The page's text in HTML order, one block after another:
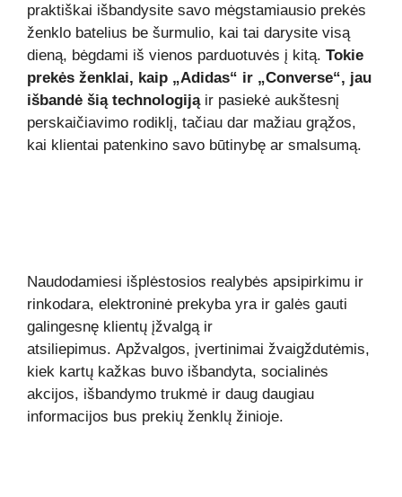
praktiškai išbandysite savo mėgstamiausio prekės
ženklo batelius be šurmulio, kai tai darysite visą
dieną, bėgdami iš vienos parduotuvės į kitą. Tokie
prekės ženklai, kaip „Adidas“ ir „Converse“, jau
išbandė šią technologijąir pasiekė aukštesnį
perskaičiavimo rodiklį, tačiau dar mažiau grąžos,
kai klientai patenkino savo būtinybę ar smalsumą.
Naudodamiesi išplėstosios realybės apsipirkimu ir
rinkodara, elektroninė prekyba yra ir galės gauti
galingesnę klientų įžvalgą ir
atsiliepimus. Apžvalgos, įvertinimai žvaigždutėmis,
kiek kartų kažkas buvo išbandyta, socialinės
akcijos, išbandymo trukmė ir daug daugiau
informacijos bus prekių ženklų žinioje.